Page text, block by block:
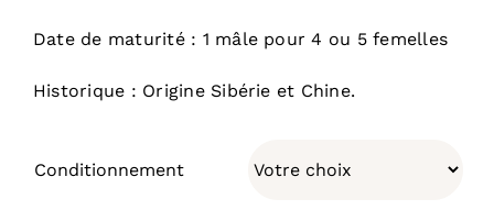
Date de maturité : 1 mâle pour 4 ou 5 femelles
Historique : Origine Sibérie et Chine.
Conditionnement